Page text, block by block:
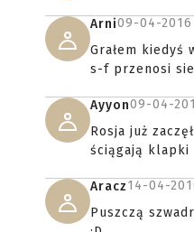
Arni09-04-2016
Grałem
s-f przenosi
Ayyon09-04-
Rosja już
ściągają klapki
Aracz14-04-
Puszczą